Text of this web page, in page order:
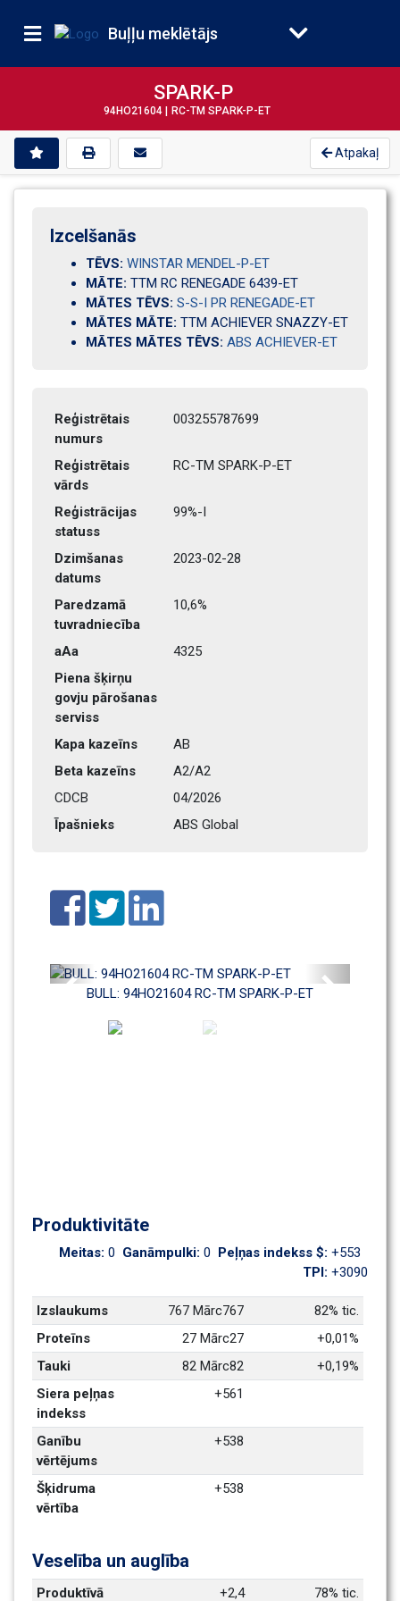
Buļļu meklētājs
SPARK-P
94HO21604 | RC-TM SPARK-P-ET
Atpakaļ
Izcelšanās
TĒVS: WINSTAR MENDEL-P-ET
MĀTE: TTM RC RENEGADE 6439-ET
MĀTES TĒVS: S-S-I PR RENEGADE-ET
MĀTES MĀTE: TTM ACHIEVER SNAZZY-ET
MĀTES MĀTES TĒVS: ABS ACHIEVER-ET
Reģistrētais
numurs
003255787699
Reģistrētais
vārds
RC-TM SPARK-P-ET
Reģistrācijas
statuss
99%-I
Dzimšanas
datums
2023-02-28
Paredzamā
tuvradniecība
10,6%
aAa
4325
Piena šķirņu
govju pārošanas
serviss
Kapa kazeīns
AB
Beta kazeīns
A2/A2
CDCB
04/2026
Īpašnieks
ABS Global
BULL: 94HO21604 RC-TM SPARK-P-ET
Previous
Produktivitāte
Meitas: 0 Ganāmpulki: 0 Peļņas indekss $: +553
TPI: +3090
Izslaukums 767 Mārc767
82% tic.
Proteīns
27 Mārc27
+0,01%
Tauki
82 Mārc82
+0,19%
Siera peļņas
indekss
+561
Ganību
vērtējums
+538
Šķidruma
vērtība
+538
Veselība un auglība
Produktīvā +2,4 78% tic.